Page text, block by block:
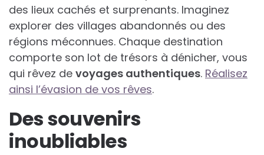
des lieux cachés et surprenants. Imaginez
explorer des villages abandonnés ou des
régions méconnues. Chaque destination
comporte son lot de trésors à dénicher, vous
qui rêvez de voyages authentiques. Réalisez
ainsi l’évasion de vos rêves.
Des souvenirs
inoubliables